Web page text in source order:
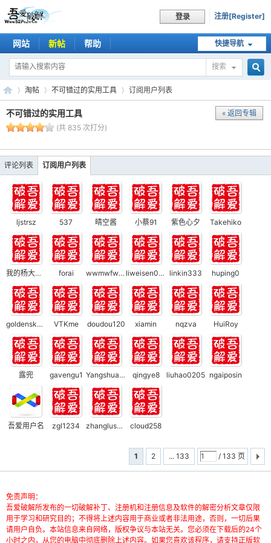
登录 注册[Register]
快捷导航
网站 新帖 帮助
搜索
解
淘帖 不可错过的实用工具 订阅用户列表
« 返回专辑
不可错过的实用工具
(共 835 次打分)
评论列表 订阅用户列表
ljstrsz 537 晴空酱 小蔡91 紫色心夕 Takehiko
我的杨大宝贝 forai wwmwfwork liweisen0619 linkin333 huping0
goldensky124 VTKme doudou120 xiamin nqzva HuiRoy
露兜 gavengu1 Yangshuai0108 qingye8 liuhao0205 ngaiposin
吾爱用户名 zgl1234 zhanglusheng cloud258
1 2 ... 133 / 133 页
免责声明：
吾爱破解所发布的一切破解补丁、注册机和注册信息及软件的解密分析文章仅限
用于学习和研究目的；不得将上述内容用于商业或者非法用途，否则，一切后果
请用户自负。本站信息来自网络，版权争议与本站无关。您必须在下载后的24个
小时之内，从您的电脑中彻底删除上述内容。如果您喜欢该程序，请支持正版软